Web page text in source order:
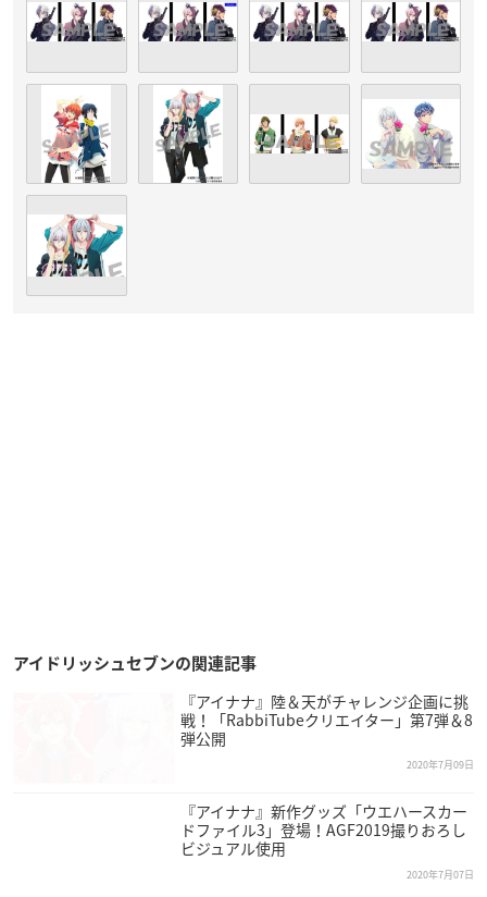
アイドリッシュセブンの関連記事
『アイナナ』陸＆天がチャレンジ企画に挑
戦！「RabbiTubeクリエイター」第7弾＆8
弾公開
2020年7月09日
『アイナナ』新作グッズ「ウエハースカー
ドファイル3」登場！AGF2019撮りおろし
ビジュアル使用
2020年7月07日